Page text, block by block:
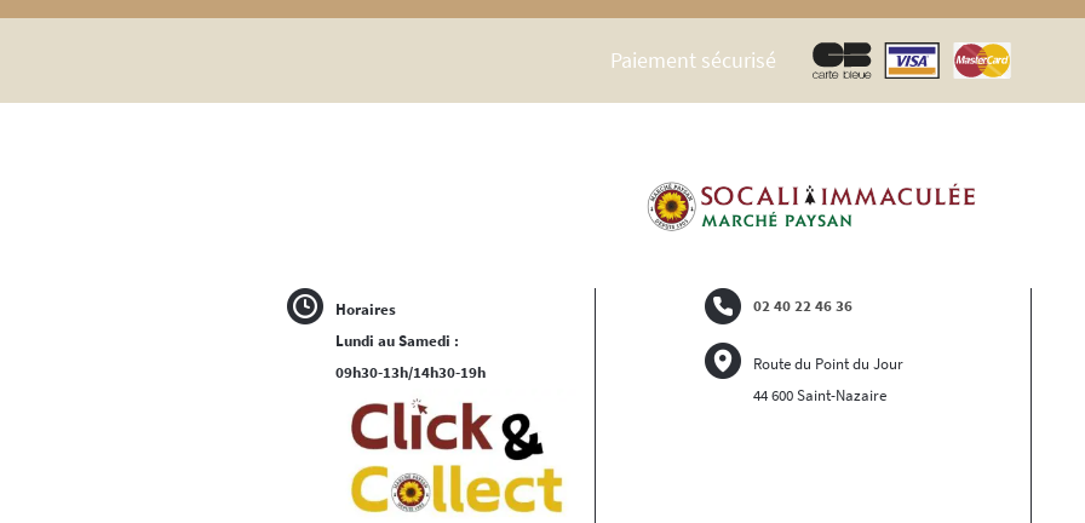
Paiement sécurisé
Horaires
Lundi au Samedi :
09h30-13h/14h30-19h
02 40 22 46 36
Route du Point du Jour
44 600 Saint-Nazaire